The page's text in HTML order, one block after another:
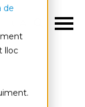
de
lloc